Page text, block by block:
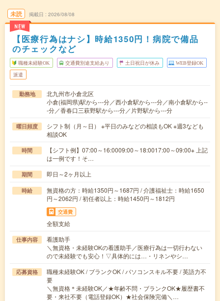
未読
NEW
掲載日 2026/08/08
【医療行為はナシ】時給1350円！病院で備品
のチェックなど
職種未経験OK 交通費別途支給あり 土日祝日が休み WEB登録OK
派遣
勤務地
北九州市小倉北区
小倉(福岡県)駅から---分／西小倉駅から---分／南小倉駅から--
-分／香春口三萩野駅から---分／片野駅から---分
曜日頻度
シフト制（月～日） ※平日のみなどの相談もOK ※週3なども
相談OK
時間
【シフト例】07:00～16:0009:00～18:0017:00～09:00※ 上記
は一例です！そ…
期間 即日～2ヶ月以上
時給
無資格の方：時給1350円～1687円 / 介護福祉士：時給1650
円～2062円 / 初任者以上：時給1450円～1812円
交通費
全額支給
仕事内容
看護助手
＼無資格・未経験OKの看護助手／医療行為は一切行わない
ので未経験でも安心！▽具体的には…・リネンやシ…
応募資格
職種未経験OK / ブランクOK / パソコンスキル不要 / 英語力不
要
＼無資格＊未経験OK／★年齢不問・ブランクOK★履歴書不
要・来社不要（電話登録OK）★社会保険完備＼…